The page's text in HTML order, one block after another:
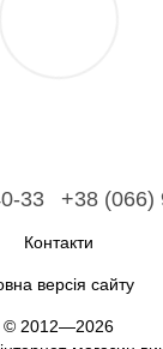
33 +38 (066)
Контакти
версія сайту
© 2012—2026